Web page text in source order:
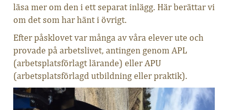
läsa mer om den i ett separat inlägg. Här berättar vi
om det som har hänt i övrigt.
Efter påsklovet var många av våra elever ute och
provade på arbetslivet, antingen genom APL
(arbetsplatsförlagt lärande) eller APU
(arbetsplatsförlagd utbildning eller praktik).